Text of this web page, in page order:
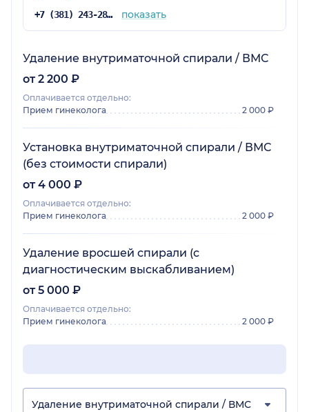
+7 (381) 243-28-25 показать
Удаление внутриматочной спирали / ВМС
от 2 200 ₽
Оплачивается отдельно:
Прием гинеколога
2 000 ₽
Установка внутриматочной спирали / ВМС
(без стоимости спирали)
от 4 000 ₽
Оплачивается отдельно:
Прием гинеколога
2 000 ₽
Удаление вросшей спирали (с
диагностическим выскабливанием)
от 5 000 ₽
Оплачивается отдельно:
Прием гинеколога
2 000 ₽
Удаление внутриматочной спирали / ВМС